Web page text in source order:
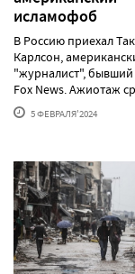
исламофоб
В Россию приехал
Карлсон,
"журналист",
Fox News. Ажиотаж
5 ФЕВРАЛЯ'2024